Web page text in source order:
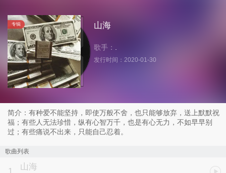
专辑 山海
歌手：
发行时间： 2020-01-30
简介：有种爱不能坚持，即使万般不舍，也只能够放弃，送上默默祝
福；有些人无法珍惜，纵有心智万千，也是有心无力，不如早早别
过；有些痛说不出来，只能自己忍着。
歌曲列表
山海